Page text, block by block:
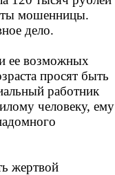
мошенницы.
дело.
ее возможных
просят быть
работник
человеку, ему
жертвой